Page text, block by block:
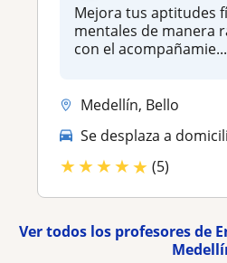
Mejora tus aptitudes
mentales de manera
con el acompañamie...
Medellín, Bello
Se desplaza a
★★★★★ (5)
Ver todos los profesores de